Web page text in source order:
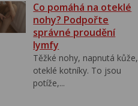
Co pomáhá na oteklé
nohy? Podpořte
správné proudění
lymfy
Těžké nohy, napnutá kůže,
oteklé kotníky. To jsou
potíže,...